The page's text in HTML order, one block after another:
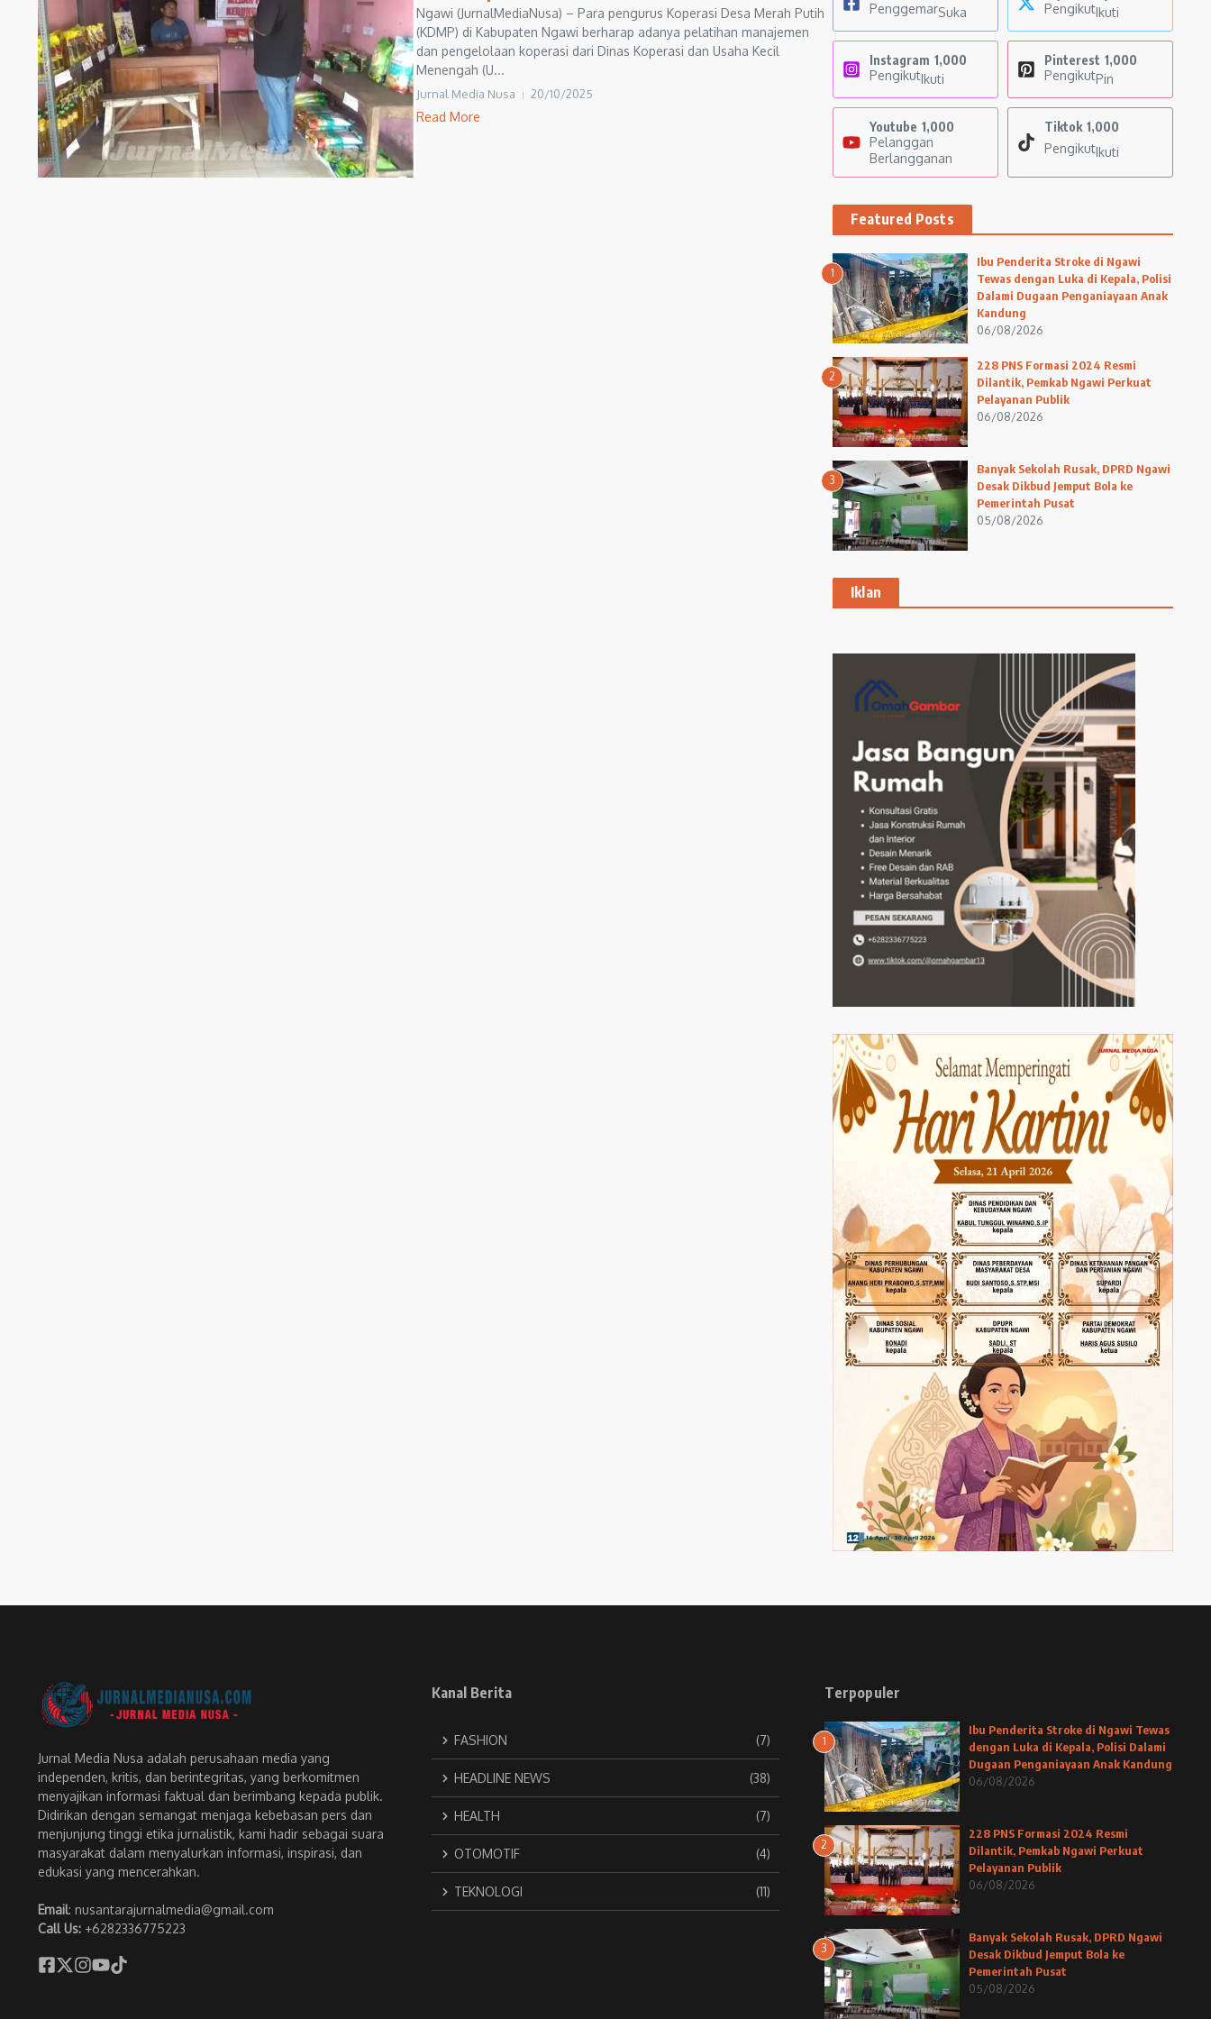
Ngawi (JurnalMediaNusa) – Para pengurus Koperasi Desa Merah Putih
(KDMP) di Kabupaten Ngawi berharap adanya pelatihan manajemen
dan pengelolaan koperasi dari Dinas Koperasi dan Usaha Kecil
Menengah (U...
Jurnal Media Nusa 20/10/2025
Read More
PenggemarSuka
PengikutIkuti
Instagram 1,000
PengikutIkuti
Pinterest 1,000
PengikutPin
Youtube 1,000
Pelanggan
Berlangganan
Tiktok 1,000
PengikutIkuti
Featured Posts
1
Ibu Penderita Stroke di Ngawi
Tewas dengan Luka di Kepala, Polisi
Dalami Dugaan Penganiayaan Anak
Kandung
06/08/2026
2
228 PNS Formasi 2024 Resmi
Dilantik, Pemkab Ngawi Perkuat
Pelayanan Publik
06/08/2026
3
Banyak Sekolah Rusak, DPRD Ngawi
Desak Dikbud Jemput Bola ke
Pemerintah Pusat
05/08/2026
Iklan
Jurnal Media Nusa adalah perusahaan media yang
independen, kritis, dan berintegritas, yang berkomitmen
menyajikan informasi faktual dan berimbang kepada publik.
Didirikan dengan semangat menjaga kebebasan pers dan
menjunjung tinggi etika jurnalistik, kami hadir sebagai suara
masyarakat dalam menyalurkan informasi, inspirasi, dan
edukasi yang mencerahkan.
Email: nusantarajurnalmedia@gmail.com
Call Us: +6282336775223
Kanal Berita
FASHION (7)
HEADLINE NEWS (38)
HEALTH (7)
OTOMOTIF (4)
TEKNOLOGI (11)
Terpopuler
1
Ibu Penderita Stroke di Ngawi Tewas
dengan Luka di Kepala, Polisi Dalami
Dugaan Penganiayaan Anak Kandung
06/08/2026
2
228 PNS Formasi 2024 Resmi
Dilantik, Pemkab Ngawi Perkuat
Pelayanan Publik
06/08/2026
3
Banyak Sekolah Rusak, DPRD Ngawi
Desak Dikbud Jemput Bola ke
Pemerintah Pusat
05/08/2026